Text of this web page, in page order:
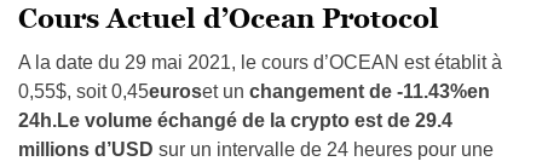
Cours Actuel d’Ocean Protocol
A la date du 29 mai 2021, le cours d’OCEAN est établit à
0,55$, soit 0,45euroset un changement de -11.43%en
24h.Le volume échangé de la crypto est de 29.4
millions d’USD sur un intervalle de 24 heures pour une